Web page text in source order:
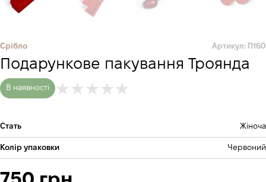
Срібло Артикул: П160
Подaрункове пакування Троянда
В наявності
Стать Жіноча
Колір упаковки Червоний